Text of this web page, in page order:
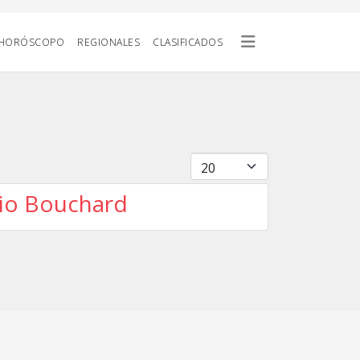
REGIONALES CLASIFICADOS
Cantidad
Bouchard